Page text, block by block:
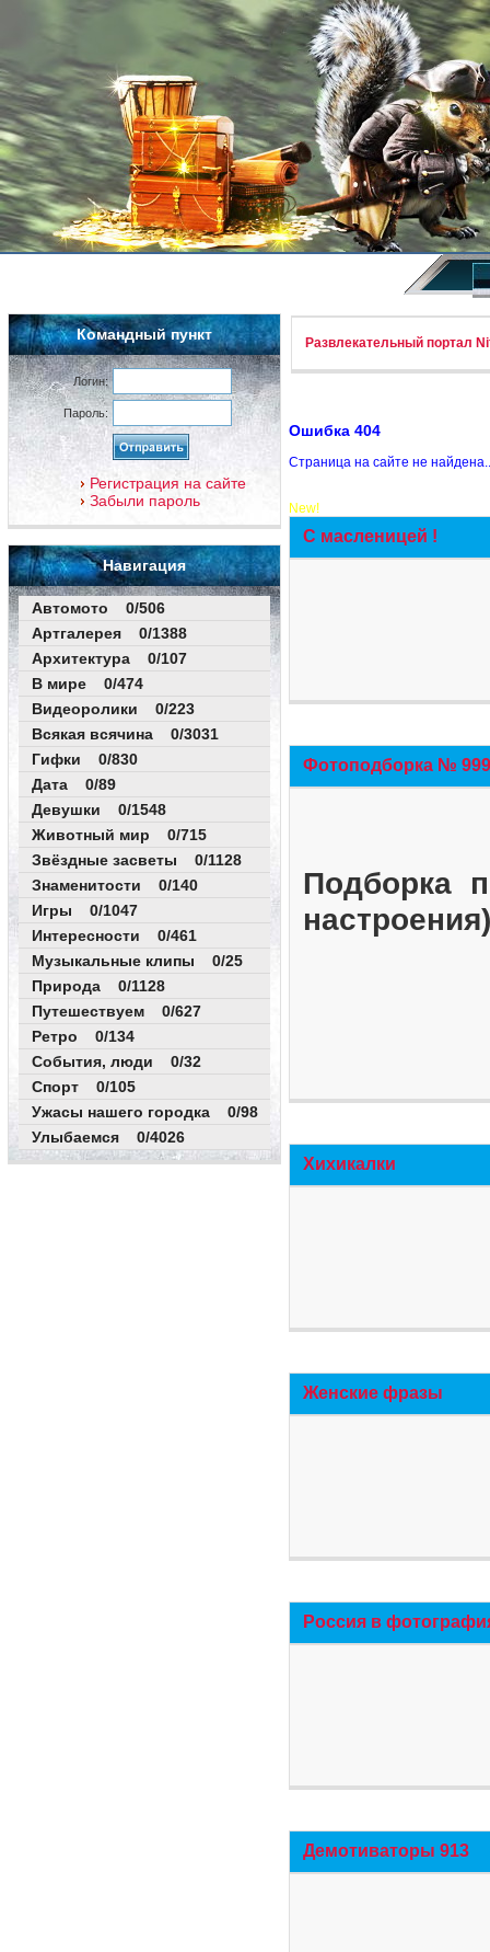
Командный пункт
Логин:
Пароль:
Регистрация на сайте
Забыли пароль
Навигация
Автомото 0/506
Артгалерея 0/1388
Архитектура 0/107
В мире 0/474
Видеоролики 0/223
Всякая всячина 0/3031
Гифки 0/830
Дата 0/89
Девушки 0/1548
Животный мир 0/715
Звёздные засветы 0/1128
Знаменитости 0/140
Игры 0/1047
Интересности 0/461
Музыкальные клипы 0/25
Природа 0/1128
Путешествуем 0/627
Ретро 0/134
События, люди 0/32
Спорт 0/105
Ужасы нашего городка 0/98
Улыбаемся 0/4026
Развлекательный портал
Ошибка 404
Страница на сайте не
New!
С масленицей !
Фотоподборка №
Подборка
Хихикалки
Женские фразы
Россия в
Демотиваторы 913